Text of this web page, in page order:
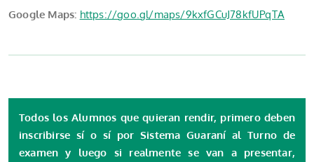
Google Maps: https://goo.gl/maps/9kxfGCuJ78kfUPqTA
Todos los Alumnos que quieran rendir, primero deben
inscribirse sí o sí por Sistema Guaraní al Turno de
examen y luego si realmente se van a presentar,